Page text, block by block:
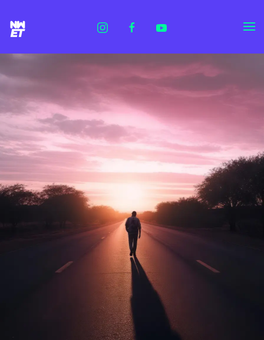
Skip to main content